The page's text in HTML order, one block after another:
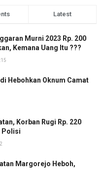
Latest
Murni 2023 Rp. 200
Kemana Uang Itu ???
Hebohkan Oknum Camat
Korban Rugi Rp. 220
Polisi
Margorejo Heboh,